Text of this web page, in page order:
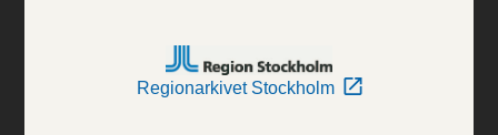
Regionarkivet Stockholm